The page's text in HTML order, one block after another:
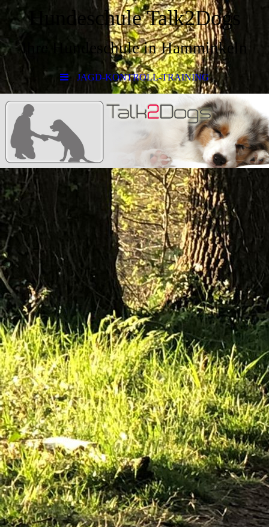
Hundeschule Talk2Dogs
Ihre Hundeschule in Hamminkeln
JAGD-KONTROLL-TRAINING